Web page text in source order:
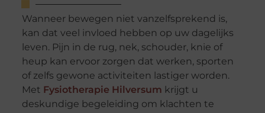
Wanneer bewegen niet vanzelfsprekend is,
kan dat veel invloed hebben op uw dagelijks
leven. Pijn in de rug, nek, schouder, knie of
heup kan ervoor zorgen dat werken, sporten
of zelfs gewone activiteiten lastiger worden.
Met Fysiotherapie Hilversum krijgt u
deskundige begeleiding om klachten te